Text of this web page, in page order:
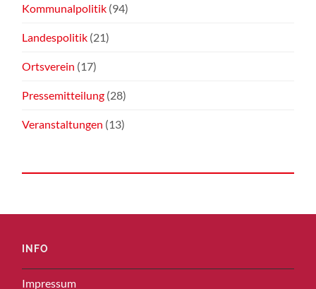
Kommunalpolitik (94)
Landespolitik (21)
Ortsverein (17)
Pressemitteilung (28)
Veranstaltungen (13)
INFO
Impressum